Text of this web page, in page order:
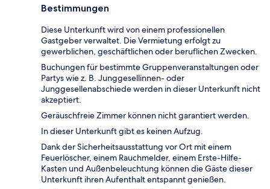
Bestimmungen
Diese Unterkunft wird von einem professionellen
Gastgeber verwaltet. Die Vermietung erfolgt zu
gewerblichen, geschäftlichen oder beruflichen Zwecken.
Buchungen für bestimmte Gruppenveranstaltungen oder
Partys wie z. B. Junggesellinnen- oder
Junggesellenabschiede werden in dieser Unterkunft nicht
akzeptiert.
Geräuschfreie Zimmer können nicht garantiert werden.
In dieser Unterkunft gibt es keinen Aufzug.
Dank der Sicherheitsausstattung vor Ort mit einem
Feuerlöscher, einem Rauchmelder, einem Erste-Hilfe-
Kasten und Außenbeleuchtung können die Gäste dieser
Unterkunft ihren Aufenthalt entspannt genießen.